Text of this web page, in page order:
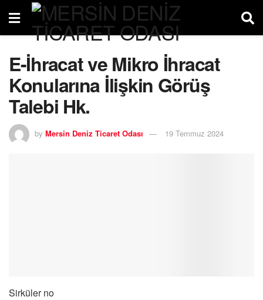
E-İhracat ve Mikro İhracat
Konularına İlişkin Görüş
Talebi Hk.
by Mersin Deniz Ticaret Odası 19 Temmuz 2024
Sirküler no